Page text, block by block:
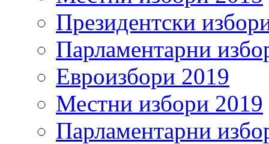
Президентски
Парламентарни
Евроизбори 2019
Местни избори 2019
Парламентарни